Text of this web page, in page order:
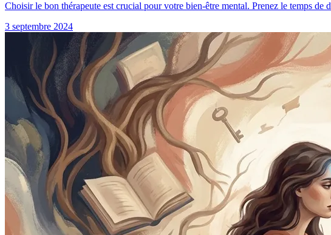
Choisir le bon thérapeute est crucial pour votre bien-être mental. Prenez le temps
3 septembre 2024